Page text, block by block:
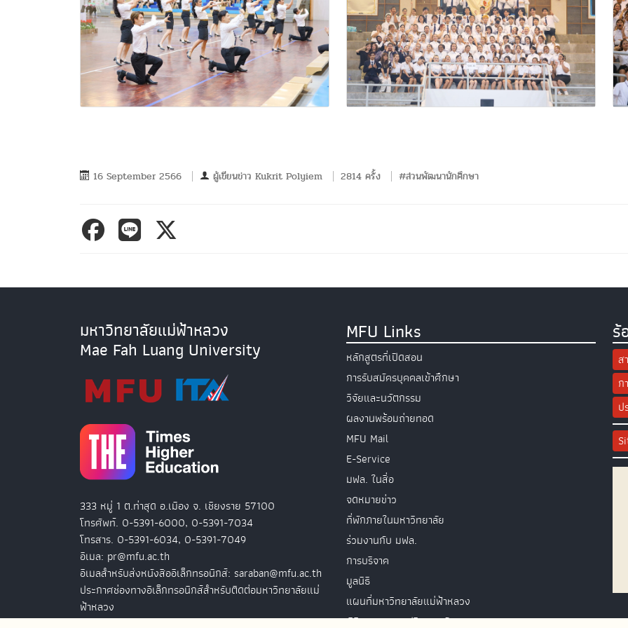
16 September 2566 ผู้เขียนข่าว Kukrit Polyiem 2814 ครั้ง #ส่วนพัฒนานักศึกษา
มหาวิทยาลัยแม่ฟ้าหลวง
Mae Fah Luang University
333 หมู่ 1 ต.ท่าสุด อ.เมือง จ. เชียงราย 57100
โทรศัพท์. 0-5391-6000, 0-5391-7034
โทรสาร. 0-5391-6034, 0-5391-7049
อีเมล: pr@mfu.ac.th
อีเมลสำหรับส่งหนังสืออิเล็กทรอนิกส์: saraban@mfu.ac.th
ประกาศช่องทางอิเล็กทรอนิกส์สำหรับติดต่อมหาวิทยาลัยแม่
ฟ้าหลวง
MFU Links
หลักสูตรที่เปิดสอน
การรับสมัครบุคคลเข้าศึกษา
วิจัยและนวัตกรรม
ผลงานพร้อมถ่ายทอด
MFU Mail
E-Service
มฟล. ในสื่อ
จดหมายข่าว
ที่พักภายในมหาวิทยาลัย
ร่วมงานกับ มฟล.
การบริจาค
มูลนิธิ
แผนที่มหาวิทยาลัยแม่ฟ้าหลวง
พิธีพระราชทานปริญญาบัตร
ร้
ส
ก
ป